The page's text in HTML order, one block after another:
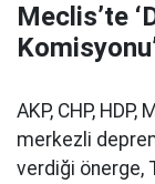
Meclis’te
AKP, CHP,
merkezli
verdiği önerge,